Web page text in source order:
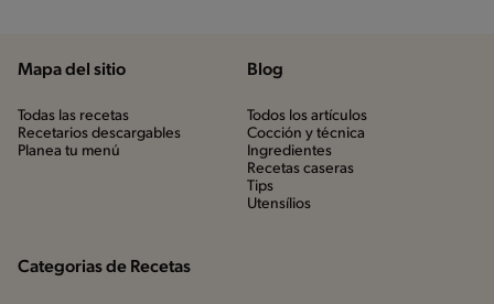
Mapa del sitio
Todas las recetas
Recetarios descargables
Planea tu menú
Blog
Todos los artículos
Cocción y técnica
Ingredientes
Recetas caseras
Tips
Utensílios
Categorias de Recetas